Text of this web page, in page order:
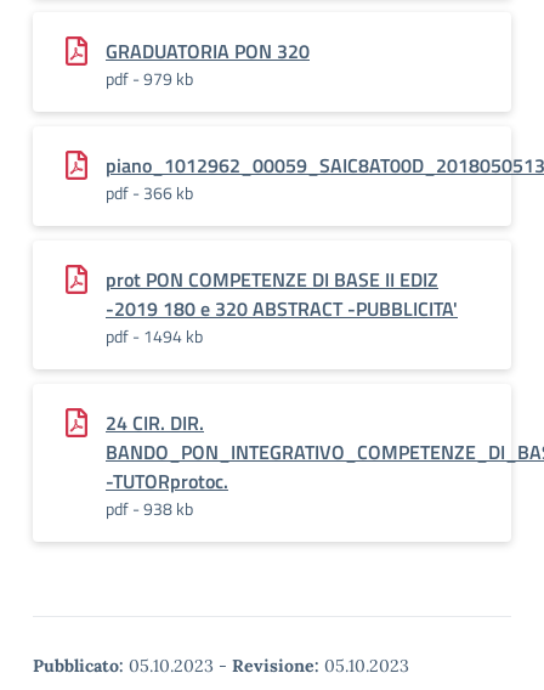
GRADUATORIA PON 320
pdf - 979 kb
pdf - 366 kb
prot PON COMPETENZE DI BASE II EDIZ
-2019 180 e 320 ABSTRACT -PUBBLICITA'
pdf - 1494 kb
24 CIR. DIR.
-TUTORprotoc.
pdf - 938 kb
Pubblicato: 05.10.2023 - Revisione: 05.10.2023